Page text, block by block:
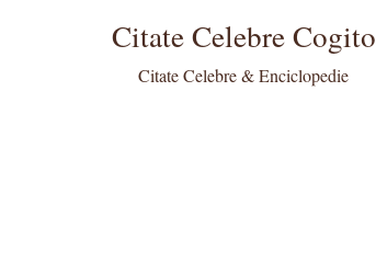
Citate Celebre Cogito
Citate Celebre & Enciclopedie